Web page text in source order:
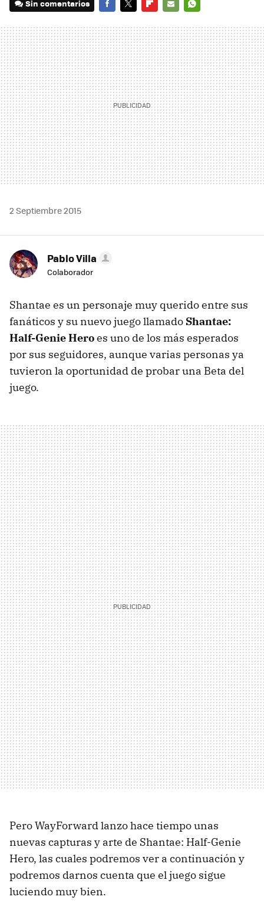
Sin comentarios
MAIL
2 Septiembre 2015
Pablo Villa
Colaborador
Shantae es un personaje muy querido entre sus
fanáticos y su nuevo juego llamado Shantae:
Half-Genie Heroes uno de los más esperados
por sus seguidores, aunque varias personas ya
tuvieron la oportunidad de probar una Beta del
juego.
Pero WayForward lanzo hace tiempo unas
nuevas capturas y arte de Shantae: Half-Genie
Hero, las cuales podremos ver a continuación y
podremos darnos cuenta que el juego sigue
luciendo muy bien.